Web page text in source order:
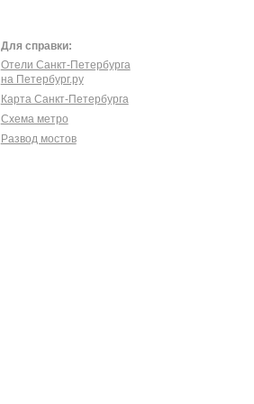
Для справки:
Отели Санкт-Петербурга
на Петербург.ру
Карта Санкт-Петербурга
Схема метро
Развод мостов